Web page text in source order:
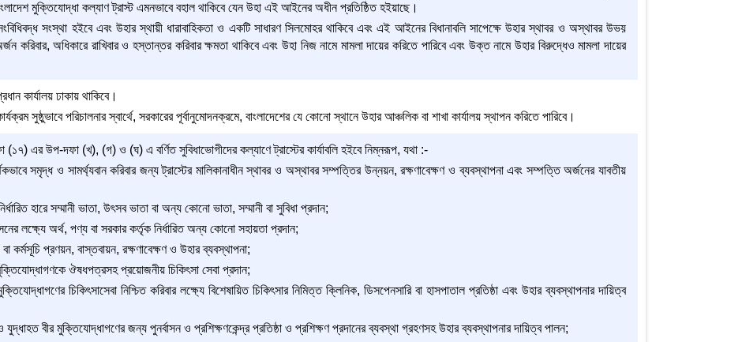
মুক্তিযোদ্ধা কল্যাণ ট্রাস্ট এমনভাবে বহাল থাকিবে যেন উহা এই আইনের অধীন প্রতিষ্ঠিত হইয়াছে।
সংস্থা হইবে এবং উহার স্থায়ী ধারাবাহিকতা ও একটি সাধারণ সিলমোহর থাকিবে এবং এই আইনের বিধানাবলি সাপেক্ষে উহার স্থাবর ও অস্থাবর উভয়
করিবার, অধিকারে রাখিবার ও হস্তান্তর করিবার ক্ষমতা থাকিবে এবং উহা নিজ নামে মামলা দায়ের করিতে পারিবে এবং উক্ত নামে উহার বিরুদ্ধেও মামলা দায়ের
কার্যালয় ঢাকায় থাকিবে।
সুষ্ঠুভাবে পরিচালনার স্বার্থে, সরকারের পূর্বানুমোদনক্রমে, বাংলাদেশের যে কোনো স্থানে উহার আঞ্চলিক বা শাখা কার্যালয় স্থাপন করিতে পারিবে।
(১৭) এর উপ-দফা (খ), (গ) ও (ঘ) এ বর্ণিত সুবিধাভোগীদের কল্যাণে ট্রাস্টের কার্যাবলি হইবে নিম্নরূপ, যথা :-
সমৃদ্ধ ও সামর্থ্যবান করিবার জন্য ট্রাস্টের মালিকানাধীন স্থাবর ও অস্থাবর সম্পত্তির উন্নয়ন, রক্ষণাবেক্ষণ ও ব্যবস্থাপনা এবং সম্পত্তি অর্জনের যাবতীয়
হারে সম্মানী ভাতা, উৎসব ভাতা বা অন্য কোনো ভাতা, সম্মানী বা সুবিধা প্রদান;
লক্ষ্যে অর্থ, পণ্য বা সরকার কর্তৃক নির্ধারিত অন্য কোনো সহায়তা প্রদান;
কর্মসূচি প্রণয়ন, বাস্তবায়ন, রক্ষণাবেক্ষণ ও উহার ব্যবস্থাপনা;
ঔষধপত্রসহ প্রয়োজনীয় চিকিৎসা সেবা প্রদান;
চিকিৎসাসেবা নিশ্চিত করিবার লক্ষ্যে বিশেষায়িত চিকিৎসার নিমিত্ত ক্লিনিক, ডিসপেনসারি বা হাসপাতাল প্রতিষ্ঠা এবং উহার ব্যবস্থাপনার দায়িত্ব
যুদ্ধাহত বীর মুক্তিযোদ্ধাগণের জন্য পুনর্বাসন ও প্রশিক্ষণকেন্দ্র প্রতিষ্ঠা ও প্রশিক্ষণ প্রদানের ব্যবস্থা গ্রহণসহ উহার ব্যবস্থাপনার দায়িত্ব পালন;